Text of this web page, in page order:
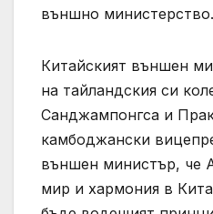
външно министерство.
Китайският външен
на тайландския си
Санджампонгса и
камбоджански
външен министър, че
мир и хармония в